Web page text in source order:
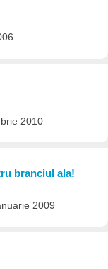
2010
branciul ala!
2009